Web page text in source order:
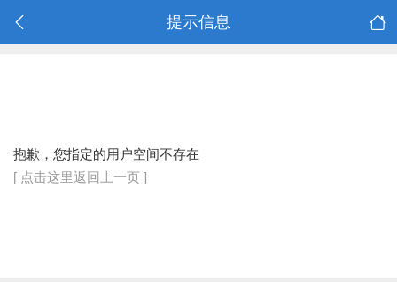
提示信息
抱歉，您指定的用户空间不存在
[ 点击这里返回上一页 ]